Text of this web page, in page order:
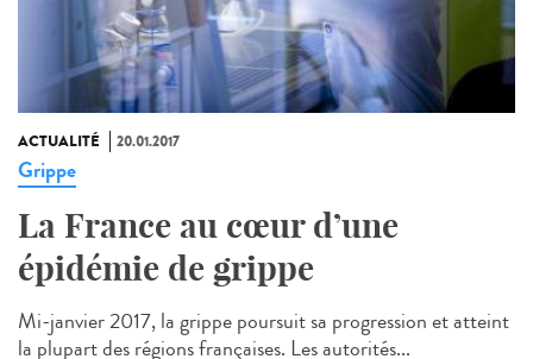
ACTUALITÉ 20.01.2017
Grippe
La France au cœur d’une
épidémie de grippe
Mi-janvier 2017, la grippe poursuit sa progression et atteint
la plupart des régions françaises. Les autorités...